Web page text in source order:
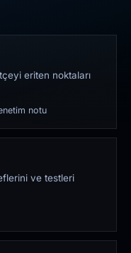
eriten noktaları
notu
ve testleri